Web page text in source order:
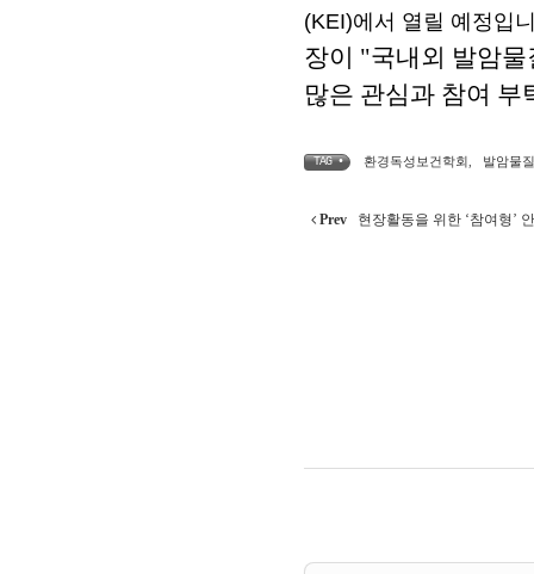
(KEI)에서 열릴 예정입
장이 "국내외 발암
많은 관심과 참여 부
TAG • 환경독성보건학회 발암물질
Prev 현장활동을 위한 ‘참여형’